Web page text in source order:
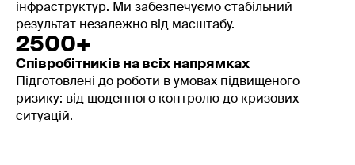
інфраструктур. Ми забезпечуємо стабільний
результат незалежно від масштабу.
2500+
Співробітників на всіх напрямках
Підготовлені до роботи в умовах підвищеного
ризику: від щоденного контролю до кризових
ситуацій.